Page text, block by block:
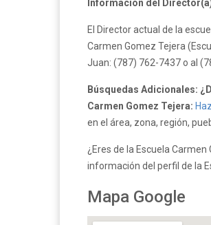
Información del
El Director actual de la
Carmen Gomez Tejera
Juan: (787) 762-7437 o al
Búsquedas Adicionales:
Carmen Gomez Tejera:
en el área, zona, región,
¿Eres de la Escuela
información del perfil de la
Mapa Google